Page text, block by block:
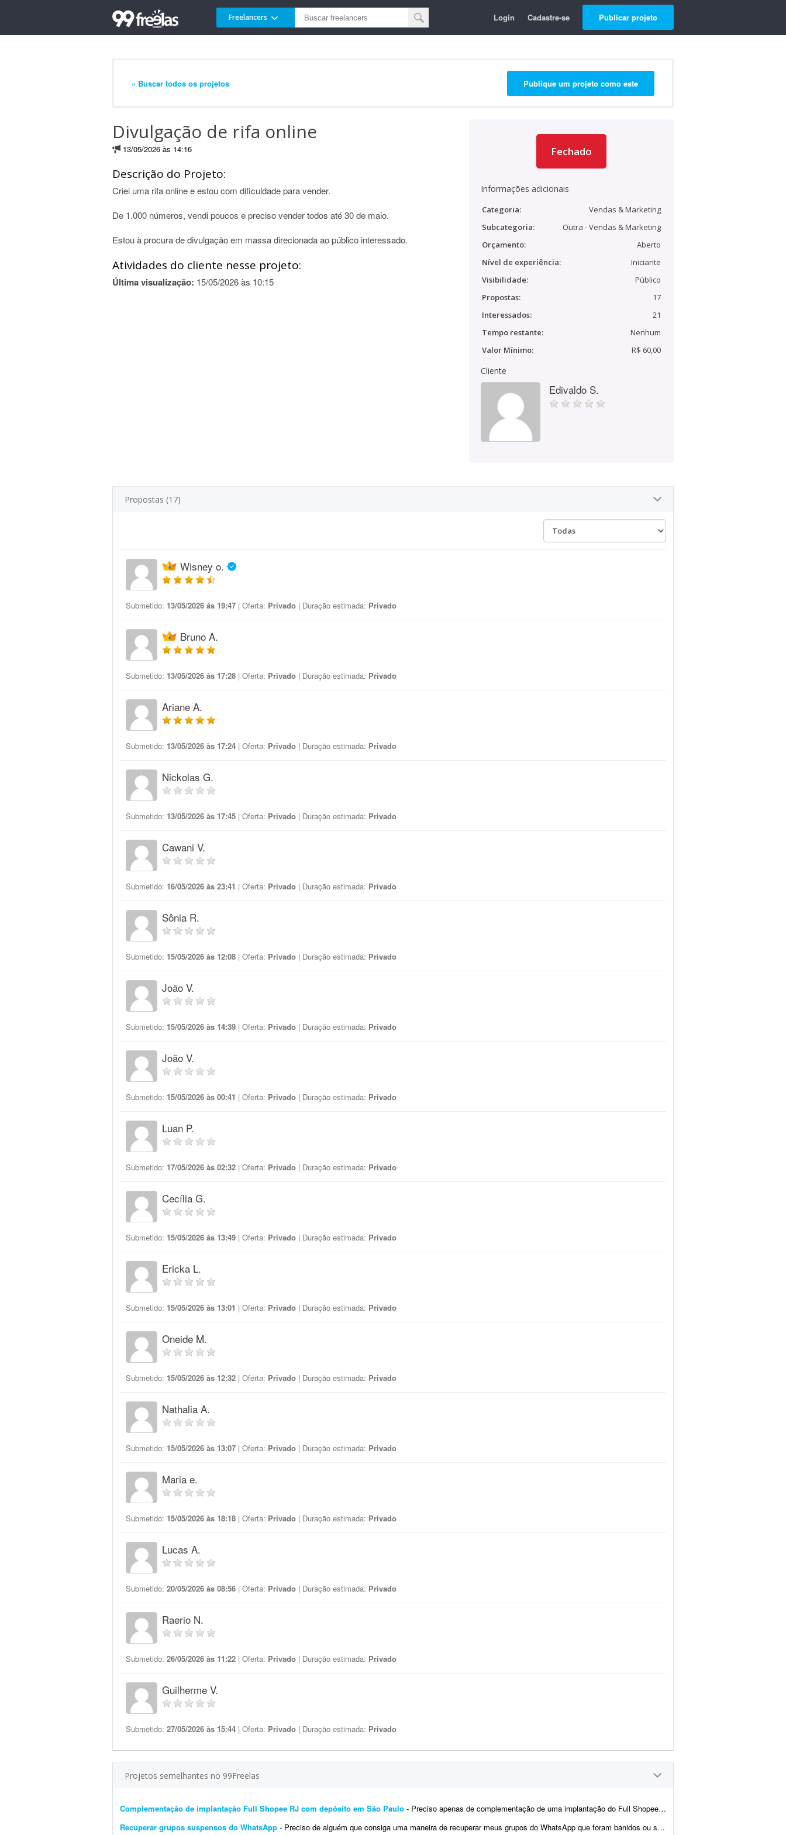
Freelancers Login Cadastre-se Publicar projeto
« Buscar todos os projetos Publique um projeto como este
Divulgação de rifa online
13/05/2026 às 14:16
Descrição do Projeto:
Criei uma rifa online e estou com dificuldade para vender.
De 1.000 números, vendi poucos e preciso vender todos até 30 de maio.
Estou à procura de divulgação em massa direcionada ao público interessado.
Atividades do cliente nesse projeto:
Última visualização: 15/05/2026 às 10:15
Fechado
Informações adicionais
Categoria:
Vendas & Marketing
Subcategoria:
Outra - Vendas & Marketing
Orçamento:
Aberto
Nível de experiência:
Iniciante
Visibilidade:
Público
Propostas:
17
Interessados:
21
Tempo restante:
Nenhum
Valor Mínimo:
R$ 60,00
Cliente
Edivaldo S.
Propostas (17)
Wisney o.
Submetido: 13/05/2026 às 19:47 | Oferta: Privado | Duração estimada: Privado
Bruno A.
Submetido: 13/05/2026 às 17:28 | Oferta: Privado | Duração estimada: Privado
Ariane A.
Submetido: 13/05/2026 às 17:24 | Oferta: Privado | Duração estimada: Privado
Nickolas G.
Submetido: 13/05/2026 às 17:45 | Oferta: Privado | Duração estimada: Privado
Cawani V.
Submetido: 16/05/2026 às 23:41 | Oferta: Privado | Duração estimada: Privado
Sônia R.
Submetido: 15/05/2026 às 12:08 | Oferta: Privado | Duração estimada: Privado
João V.
Submetido: 15/05/2026 às 14:39 | Oferta: Privado | Duração estimada: Privado
João V.
Submetido: 15/05/2026 às 00:41 | Oferta: Privado | Duração estimada: Privado
Luan P.
Submetido: 17/05/2026 às 02:32 | Oferta: Privado | Duração estimada: Privado
Cecília G.
Submetido: 15/05/2026 às 13:49 | Oferta: Privado | Duração estimada: Privado
Ericka L.
Submetido: 15/05/2026 às 13:01 | Oferta: Privado | Duração estimada: Privado
Oneide M.
Submetido: 15/05/2026 às 12:32 | Oferta: Privado | Duração estimada: Privado
Nathalia A.
Submetido: 15/05/2026 às 13:07 | Oferta: Privado | Duração estimada: Privado
Maria e.
Submetido: 15/05/2026 às 18:18 | Oferta: Privado | Duração estimada: Privado
Lucas A.
Submetido: 20/05/2026 às 08:56 | Oferta: Privado | Duração estimada: Privado
Raerio N.
Submetido: 26/05/2026 às 11:22 | Oferta: Privado | Duração estimada: Privado
Guilherme V.
Submetido: 27/05/2026 às 15:44 | Oferta: Privado | Duração estimada: Privado
Projetos semelhantes no 99Freelas
Complementação de implantação Full Shopee RJ com depósito em São Paulo - Preciso apenas de complementação de uma implantação do Full Shopee RJ com depósito em São Paulo. Olá, preciso de pessoa bem experiente no Full da S...
Recuperar grupos suspensos do WhatsApp - Preciso de alguém que consiga uma maneira de recuperar meus grupos do WhatsApp que foram banidos ou suspensos? Trabalhamos com ofertas em grupos de WhatsApp e muitos acabam sendo suspensos,...